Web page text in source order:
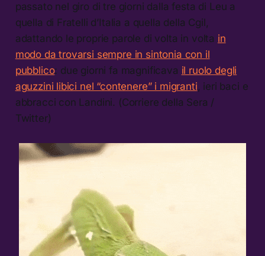
passato nel giro di tre giorni dalla festa di Leu a
quella di Fratelli d’Italia a quella della Cgil,
adattando le proprie parole di volta in volta in
modo da trovarsi sempre in sintonia con il
pubblico: due giorni fa magnificava il ruolo degli
aguzzini libici nel “contenere” i migranti, ieri baci e
abbracci con Landini. (Corriere della Sera /
Twitter)